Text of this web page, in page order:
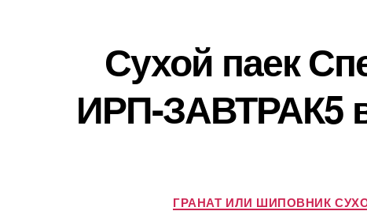
Сухой паек
ИРП-ЗАВТРАК5
ГРАНАТ ИЛИ ШИПОВНИК